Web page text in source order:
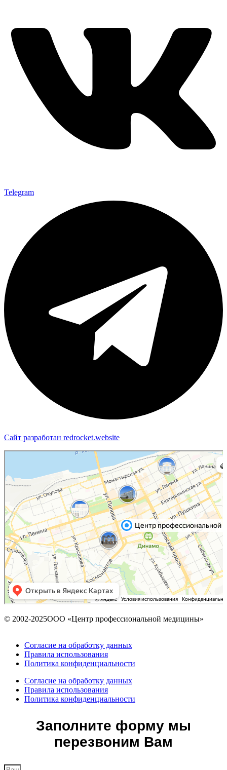
Telegram
Сайт разработан redrocket.website
Яндекс Карты — транспорт, навигация, поиск мест
© 2002-2025ООО «Центр профессиональной медицины»
Согласие на обработку данных
Правила использования
Политика конфиденциальности
Согласие на обработку данных
Правила использования
Политика конфиденциальности
Заполните форму мы
перезвоним Вам